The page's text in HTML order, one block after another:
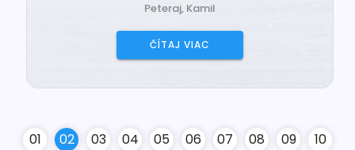
Peteraj, Kamil
ČÍTAJ VIAC
01 02 03 04 05 06 07 08 09 10